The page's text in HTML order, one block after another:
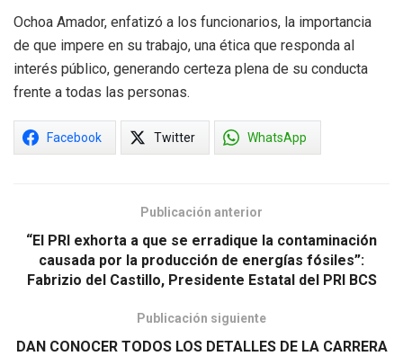
Ochoa Amador, enfatizó a los funcionarios, la importancia
de que impere en su trabajo, una ética que responda al
interés público, generando certeza plena de su conducta
frente a todas las personas.
Facebook Twitter WhatsApp
Publicación anterior
“El PRI exhorta a que se erradique la contaminación
causada por la producción de energías fósiles”:
Fabrizio del Castillo, Presidente Estatal del PRI BCS
Publicación siguiente
DAN CONOCER TODOS LOS DETALLES DE LA CARRERA